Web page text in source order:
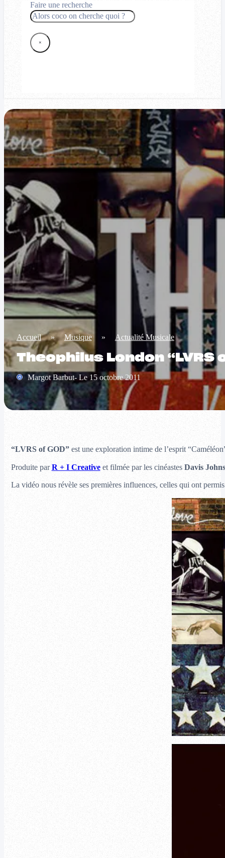
Faire une recherche
Rechercher
×
Accueil » Musique » Actualité Musicale
Theophilus London “LVRS
Margot Barbut- Le 15 octobre 2011
“LVRS of GOD”est une exploration intime de l’esprit
Produite parR + I Creativeet filmée par les cinéastesDavis
La vidéo nous révèle ses premières influences, celles qui ont